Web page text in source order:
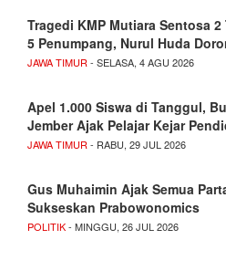
Tragedi KMP Mutiara Sentosa 2
5 Penumpang, Nurul Huda
JAWA TIMUR - SELASA, 4 AGU 2026
Apel 1.000 Siswa di Tanggul,
Jember Ajak Pelajar Kejar
JAWA TIMUR - RABU, 29 JUL 2026
Gus Muhaimin Ajak Semua
Sukseskan Prabowonomics
POLITIK- MINGGU, 26 JUL 2026